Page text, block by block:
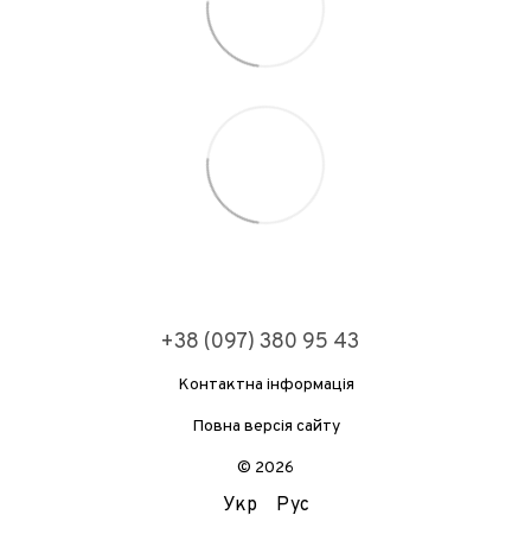
+38 (097) 380 95 43
Контактна інформація
Повна версія сайту
© 2026
Укр Рус